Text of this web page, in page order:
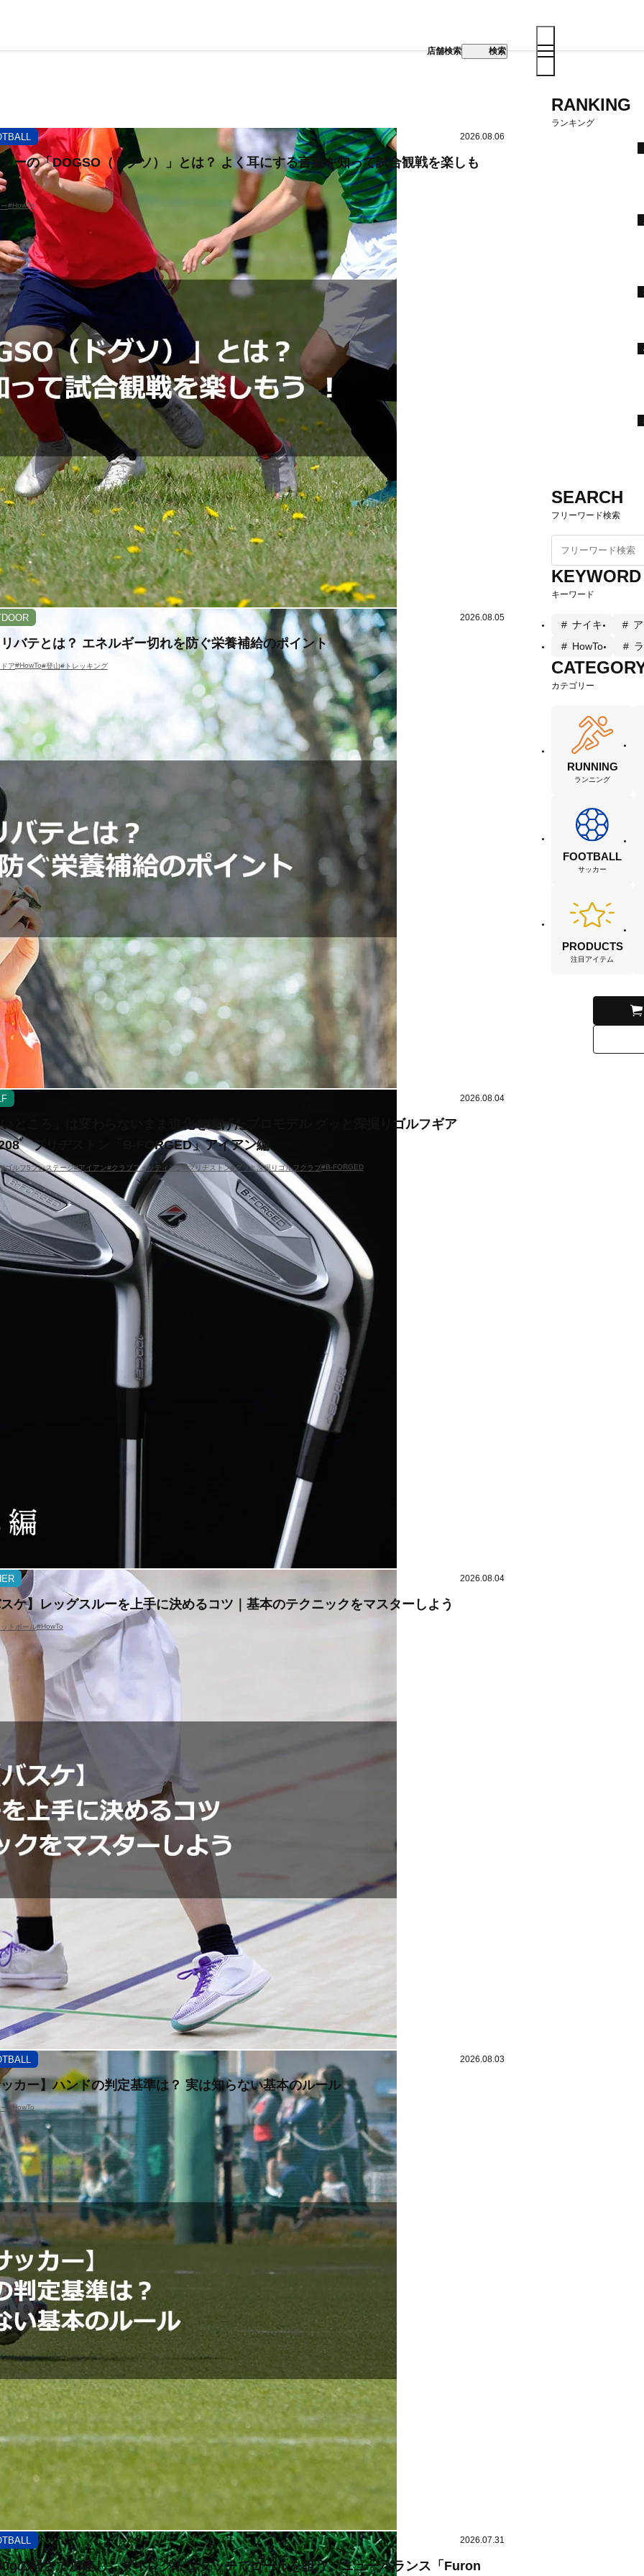
店舗検索 検索
2026.08.06
ーの「DOGSO（ドグソ）」とは？ よく耳にする言葉を知って試合観戦を楽しも
#HowTo
2026.08.05
バテとは？ エネルギー切れを防ぐ栄養補給のポイント
ア#HowTo#登山#トレッキング
2026.08.04
ところ」は変わらないまま進化を遂げたプロモデル グッと深掘りゴルフギア
ブリヂストン「B-FORGED」アイアン編
#ゴルフ5プレステージ#アイアン#クラブフィッティング#ブリヂストン#グッと深堀りゴルフクラブ#B-FORGED
2026.08.04
ケ】レッグスルーを上手に決めるコツ｜基本のテクニックをマスターしよう
トボール#HowTo
2026.08.03
カー】ハンドの判定基準は？ 実は知らない基本のルール
#HowTo
2026.07.31
の軽さで加速し、ダイレクトなタッチでゴールを狙う。ニューバランス「Furon
RANKING
ランキング
SEARCH
フリーワード検索
KEYWORD
キーワード
ナイキ
HowTo
カテゴリー
RUNNING
ランニング
FOOTBALL
サッカー
PRODUCTS
注目アイテム